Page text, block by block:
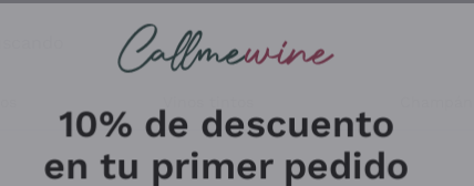
10% de descuento
en tu primer pedido